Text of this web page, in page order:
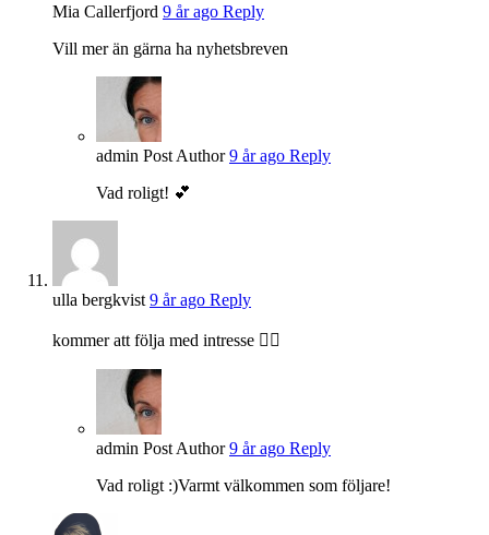
Mia Callerfjord 9 år ago Reply
Vill mer än gärna ha nyhetsbreven
admin Post Author 9 år ago Reply
Vad roligt! 💕
ulla bergkvist 9 år ago Reply
kommer att följa med intresse 🏋️‍♀️
admin Post Author 9 år ago Reply
Vad roligt :)Varmt välkommen som följare!